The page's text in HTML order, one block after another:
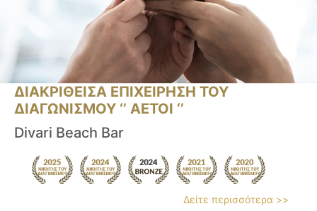
ΔΙΑΚΡΙΘΕΙΣΑ ΕΠΙΧΕΙΡΗΣΗ ΤΟΥ
ΔΙΑΓΩΝΙΣΜΟΥ ‘’ ΑΕΤΟΙ ‘’
Divari Beach Bar
Δείτε περισσότερα >>